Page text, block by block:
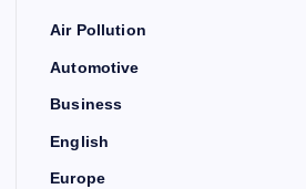
Air Pollution
Automotive
Business
English
Europe